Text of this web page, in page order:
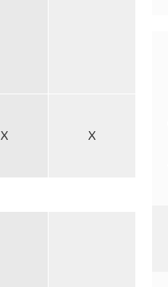
X X